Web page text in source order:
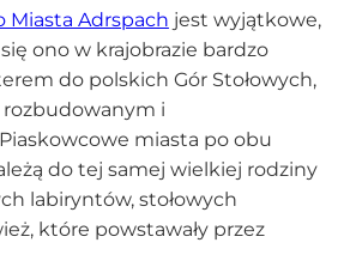
Miasta Adrspach jest wyjątkowe,
ono w krajobrazie bardzo
do polskich Gór Stołowych,
rozbudowanym i
miasta po obu
do tej samej wielkiej rodziny
labiryntów, stołowych
które powstawały przez